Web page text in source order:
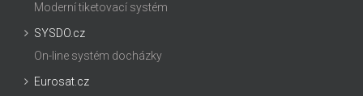
Moderní tiketovací systém
SYSDO.cz
On-line systém docházky
Eurosat.cz